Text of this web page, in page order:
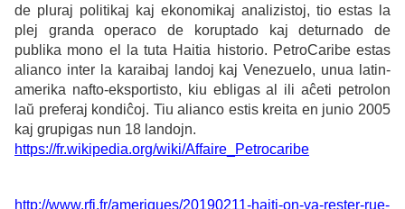
de pluraj politikaj kaj ekonomikaj analizistoj, tio estas la
plej granda operaco de koruptado kaj deturnado de
publika mono el la tuta Haitia historio. PetroCaribe estas
alianco inter la karaibaj landoj kaj Venezuelo, unua latin-
amerika nafto-eksportisto, kiu ebligas al ili aĉeti petrolon
laŭ preferaj kondiĉoj. Tiu alianco estis kreita en junio 2005
kaj grupigas nun 18 landojn.
https://fr.wikipedia.org/wiki/Affaire_Petrocaribe
http://www.rfi.fr/ameriques/20190211-haiti-on-va-rester-rue-